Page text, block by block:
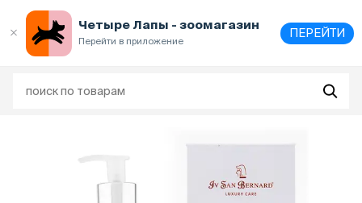
Четыре Лапы - зоомагазин
Перейти в приложение
ПЕРЕЙТИ